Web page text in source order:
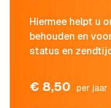
Hiermee helpt u
behouden en
status en
€ 8,50 per jaar